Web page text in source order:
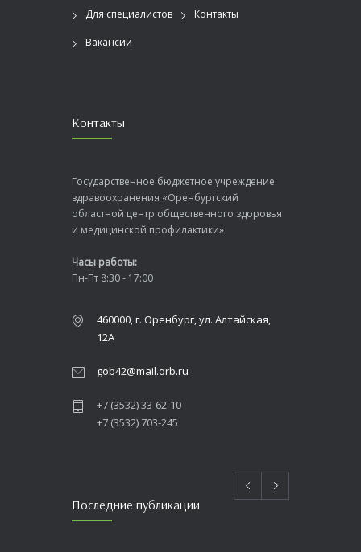
Для специалистов Контакты
Вакансии
Контакты
Государственное бюджетное учреждение
здравоохранения «Оренбургский
областной центр общественного здоровья
и медицинской профилактики»
Часы работы:
Пн-Пт 8:30 - 17:00
460000, г. Оренбург, ул. Алтайская,
12А
gob42@mail.orb.ru
+7 (3532) 33-62-10
+7 (3532) 703-245
Последние публикации